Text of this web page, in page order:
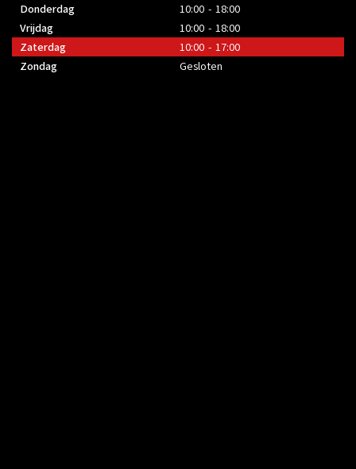
Donderdag
10:00 - 18:00
Vrijdag
10:00 - 18:00
Zaterdag
10:00 - 17:00
Zondag
Gesloten